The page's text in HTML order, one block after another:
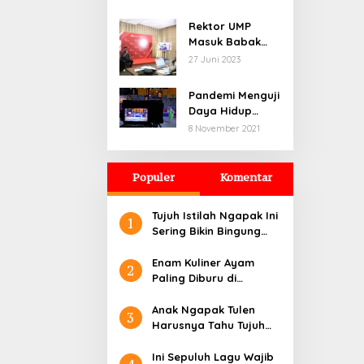
Rektor UMP
Masuk Babak
Penjurian
Visionary Leader
27 Juni 2023
Pandemi Menguji
Daya Hidup
Seniman di
8 November 2021
Populer Komentar
1
Tujuh Istilah Ngapak Ini
Sering Bikin Bingung
2
Enam Kuliner Ayam
Paling Diburu di
3
Anak Ngapak Tulen
Harusnya Tahu Tujuh
Ini Sepuluh Lagu Wajib